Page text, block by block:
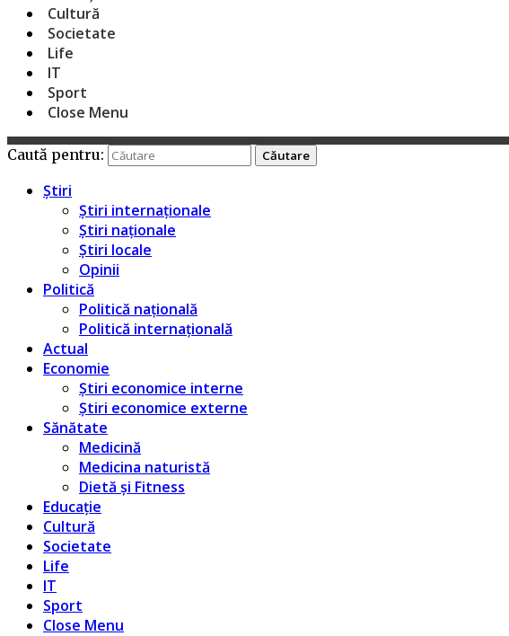
Cultură
Societate
Life
IT
Sport
Close Menu
Caută pentru:
Știri
Știri internaționale
Știri naționale
Știri locale
Opinii
Politică
Politică națională
Politică internațională
Actual
Economie
Știri economice interne
Știri economice externe
Sănătate
Medicină
Medicina naturistă
Dietă și Fitness
Educație
Cultură
Societate
Life
IT
Sport
Close Menu